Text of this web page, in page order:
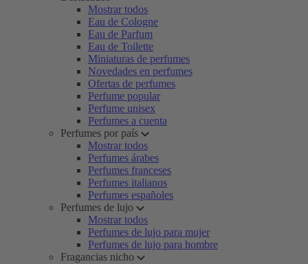
Mostrar todos
Eau de Cologne
Eau de Parfum
Eau de Toilette
Miniaturas de perfumes
Novedades en perfumes
Ofertas de perfumes
Perfume popular
Perfume unisex
Perfumes a cuenta
Perfumes por país
Mostrar todos
Perfumes árabes
Perfumes franceses
Perfumes italianos
Perfumes españoles
Perfumes de lujo
Mostrar todos
Perfumes de lujo para mujer
Perfumes de lujo para hombre
Fragancias nicho